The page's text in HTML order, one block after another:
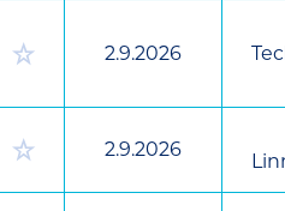
2.9.2026
2.9.2026